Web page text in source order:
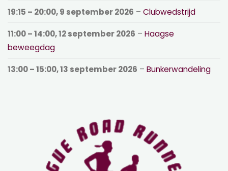
19:15 – 20:00,9 september 2026 –Clubwedstrijd
11:00– 14:00,12 september 2026 –Haagse
beweegdag
13:00– 15:00,13 september 2026 –Bunkerwandeling